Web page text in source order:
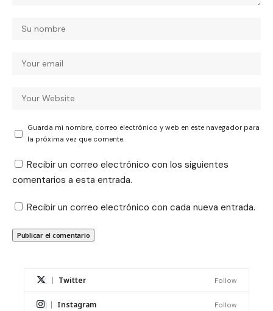
Guarda mi nombre, correo electrónico y web en este navegador para
la próxima vez que comente.
Recibir un correo electrónico con los siguientes
comentarios a esta entrada.
Recibir un correo electrónico con cada nueva entrada.
Twitter Follow
Instagram Follow